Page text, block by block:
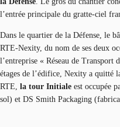
l’entrée principale du gratte-ciel
Dans le quartier de la Défense, le
RTE-Nexity, du nom de ses deux
l’entreprise « Réseau de Transport
étages de l’édifice, Nexity a quitté
RTE, la tour Initiale est occupée
sol) et DS Smith Packaging